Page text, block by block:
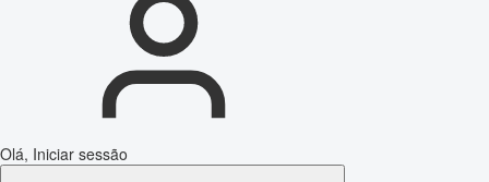
Olá, Iniciar sessão